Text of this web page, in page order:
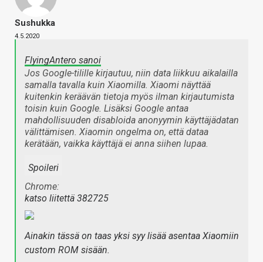
Sushukka
4.5.2020
FlyingAntero sanoi
Jos Google-tilille kirjautuu, niin data liikkuu aikalailla
samalla tavalla kuin Xiaomilla. Xiaomi näyttää
kuitenkin keräävän tietoja myös ilman kirjautumista
toisin kuin Google. Lisäksi Google antaa
mahdollisuuden disabloida anonyymin käyttäjädatan
välittämisen. Xiaomin ongelma on, että dataa
kerätään, vaikka käyttäjä ei anna siihen lupaa.
Spoileri
Chrome:
katso liitettä 382725
Ainakin tässä on taas yksi syy lisää asentaa Xiaomiin
custom ROM sisään.